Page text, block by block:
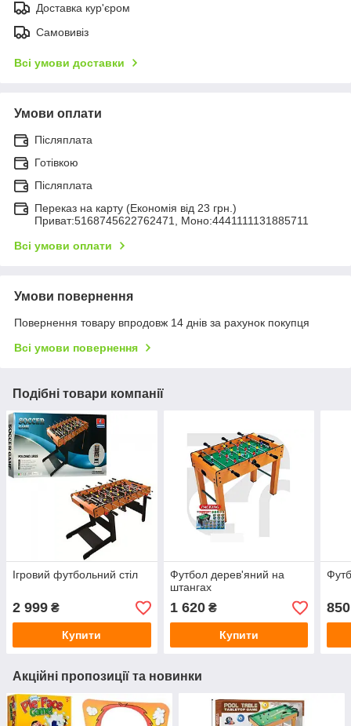
Доставка кур'єром
Самовивіз
Всі умови доставки
Умови оплати
Післяплата
Готівкою
Післяплата
Переказ на карту (Економія від 23 грн.)
Приват:5168745622762471, Моно:4441111131885711
Всі умови оплати
Умови повернення
Повернення товару впродовж 14 днів за рахунок покупця
Всі умови повернення
Подібні товари компанії
Ігровий футбольний стіл
2 999 ₴
Купити
Футбол дерев'яний на
штангах
1 620₴
Купити
Акційні пропозиції та новинки